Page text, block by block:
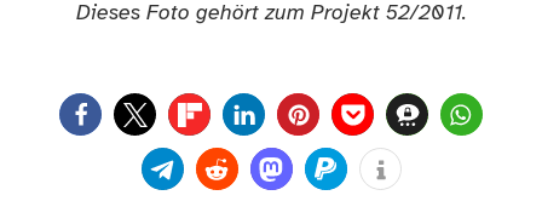
Dieses Foto gehört zum Projekt 52/2011.
0